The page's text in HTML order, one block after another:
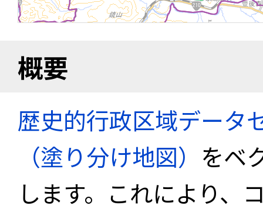
概要
歴史的行政区域データ
（塗り分け地図） をベ
します。これにより、